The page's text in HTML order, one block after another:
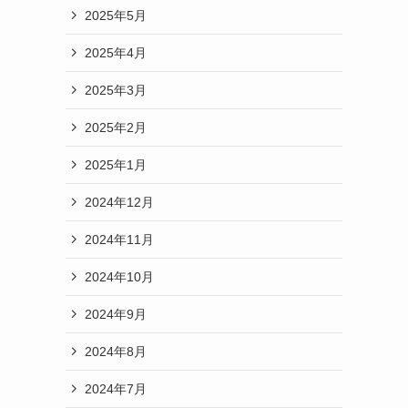
2025年5月
2025年4月
2025年3月
2025年2月
2025年1月
2024年12月
2024年11月
2024年10月
2024年9月
2024年8月
2024年7月